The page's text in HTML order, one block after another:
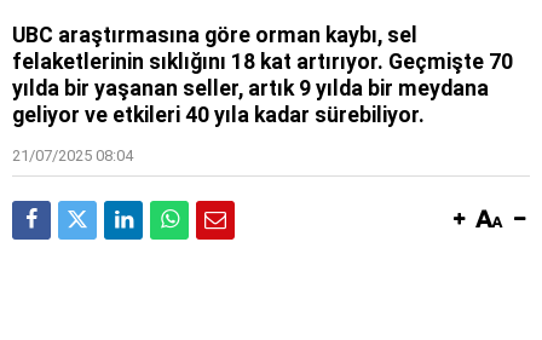
UBC araştırmasına göre orman kaybı, sel
felaketlerinin sıklığını 18 kat artırıyor. Geçmişte 70
yılda bir yaşanan seller, artık 9 yılda bir meydana
geliyor ve etkileri 40 yıla kadar sürebiliyor.
21/07/2025 08:04